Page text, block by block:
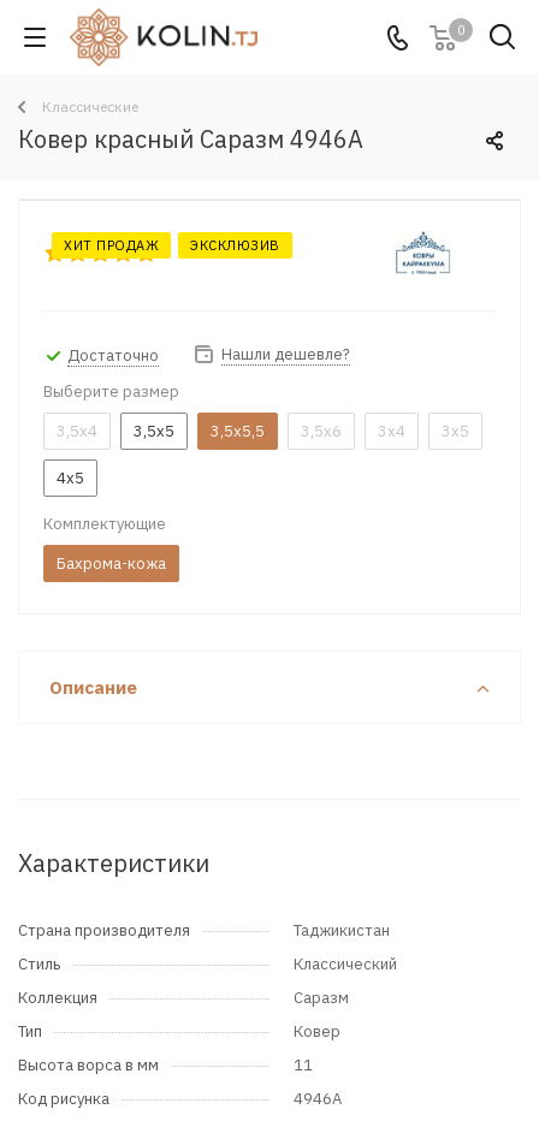
0
Классические
Ковер красный Саразм 4946A
ХИТ ПРОДАЖ ЭКСКЛЮЗИВ
Достаточно
Нашли дешевле?
Выберите размер
3,5x4
3,5x5 3,5x5,5 3,5x6 3x4 3x5
4x5
Комплектующие
Бахрома-кожа
Описание
Характеристики
Страна производителя
Таджикистан
Стиль
Классический
Коллекция
Саразм
Тип
Ковер
Высота ворса в мм
11
Код рисунка
4946A